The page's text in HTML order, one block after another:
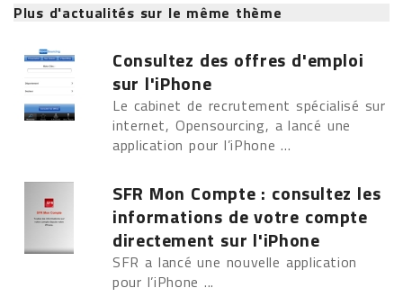
Plus d'actualités sur le même thème
Consultez des offres d'emploi
sur l'iPhone
Le cabinet de recrutement spécialisé sur
internet, Opensourcing, a lancé une
application pour l’iPhone ...
SFR Mon Compte : consultez les
informations de votre compte
directement sur l'iPhone
SFR a lancé une nouvelle application
pour l’iPhone ...